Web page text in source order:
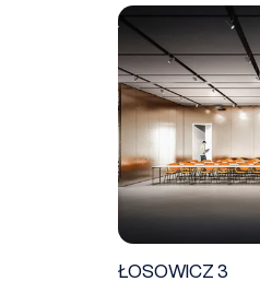
ŁOSOWICZ 3
ŁOSOWICZ 3